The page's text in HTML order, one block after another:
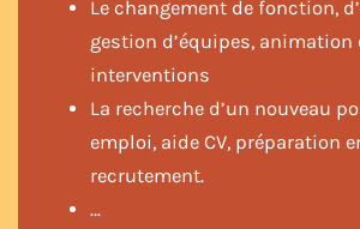
Le changement de fonction,
gestion d’équipes, animation
interventions
La recherche d’un nouveau
emploi, aide CV, préparation
recrutement.
…